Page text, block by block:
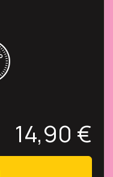
14,90 €